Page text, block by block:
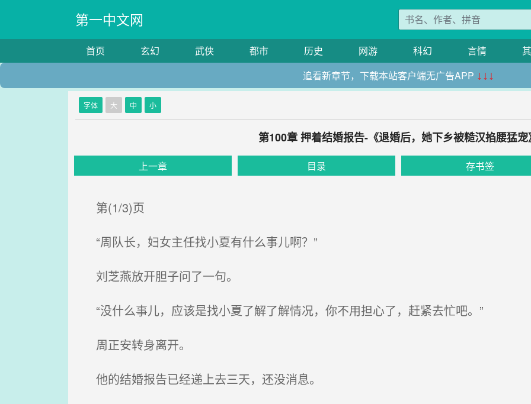
第一中文网
首页 玄幻 武侠 都市 历史 网游 科幻 言情
追看新章节，下载本站客户端无广告APP ↓↓↓
字体 大 中 小
第100章 押着结婚报告-《退婚后，她下乡被糙汉掐腰猛宠
上一章 目录 存书签
第(1/3)页
“周队长，妇女主任找小夏有什么事儿啊？”
刘芝燕放开胆子问了一句。
“没什么事儿，应该是找小夏了解了解情况，你不用担心了，赶紧去忙吧。”
周正安转身离开。
他的结婚报告已经递上去三天，还没消息。